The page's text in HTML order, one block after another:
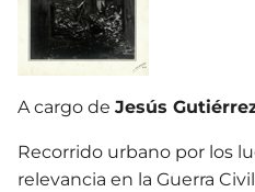
A cargo de Jesús
Recorrido urbano por los
relevancia en la Guerra